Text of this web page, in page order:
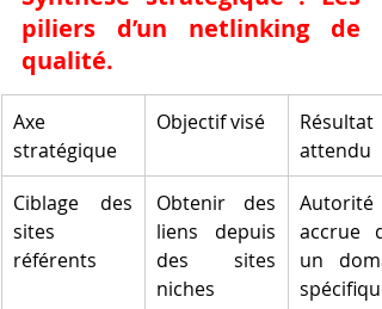
piliers d’un netlinking de
qualité.
Axe
stratégique
Objectif visé
Résultat
attendu
Ciblage des
sites
référents
Obtenir des
liens depuis
des sites
niches
Autorité
accrue
un
spécifique